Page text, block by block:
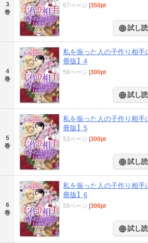
3
巻
67ページ |350pt
試し
4
巻
私を振った人の子作り相手
冊版】4
58ページ |300pt
試し
5
巻
私を振った人の子作り相手
冊版】5
53ページ |300pt
試し
6
巻
私を振った人の子作り相手
冊版】6
55ページ |300pt
試し